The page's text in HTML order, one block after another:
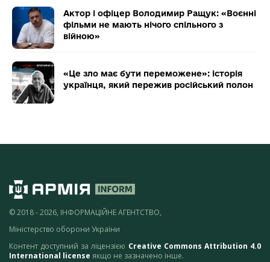
Актор і офіцер Володимир Ращук: «Воєнні
фільми не мають нічого спільного з
війною»
«Це зло має бути переможене»: історія
українця, який пережив російський полон
© 2018 - 2026, ІНФОРМАЦІЙНЕ АГЕНТСТВО,
Міністерство оборони України
Контент доступний за ліцензією Creative Commons Attribution 4.0
International license якщо не зазначено інше.